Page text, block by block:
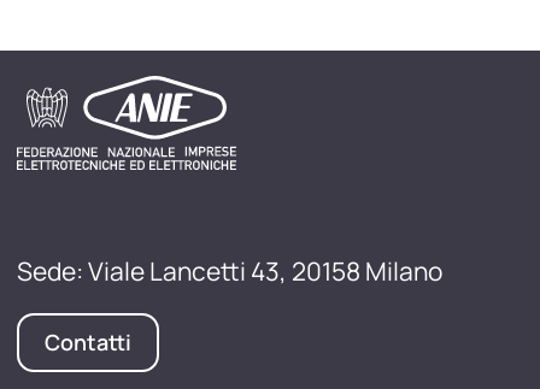
Sede: Viale Lancetti 43, 20158 Milano
Contatti